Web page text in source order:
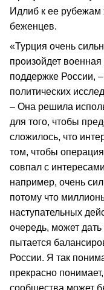
Идлиб к ее рубежам
беженцев.
«Турция очень
произойдет
поддержке России,
политических
– Она решила
для того, чтобы
сложилось, что
том, чтобы
совпал с
например, очень
потому что
наступательных
очередь, может
пытается
России. Я так
прекрасно
сообщества может